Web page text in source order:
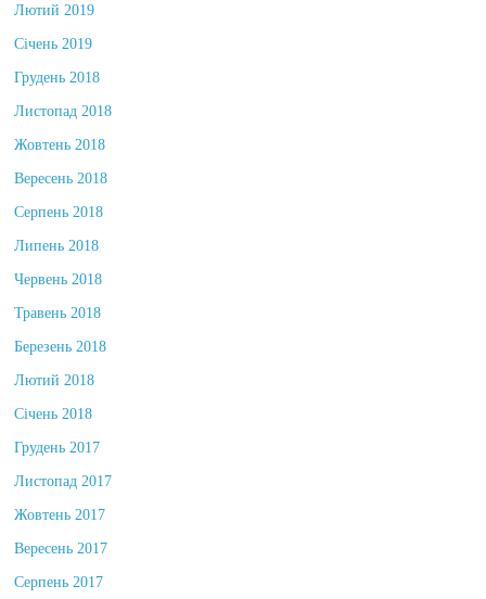
Лютий 2019
Січень 2019
Грудень 2018
Листопад 2018
Жовтень 2018
Вересень 2018
Серпень 2018
Липень 2018
Червень 2018
Травень 2018
Березень 2018
Лютий 2018
Січень 2018
Грудень 2017
Листопад 2017
Жовтень 2017
Вересень 2017
Серпень 2017